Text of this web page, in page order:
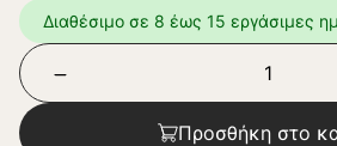
Διαθέσιμο σε 8 έως 15 εργάσιμες
Προσθήκη στο